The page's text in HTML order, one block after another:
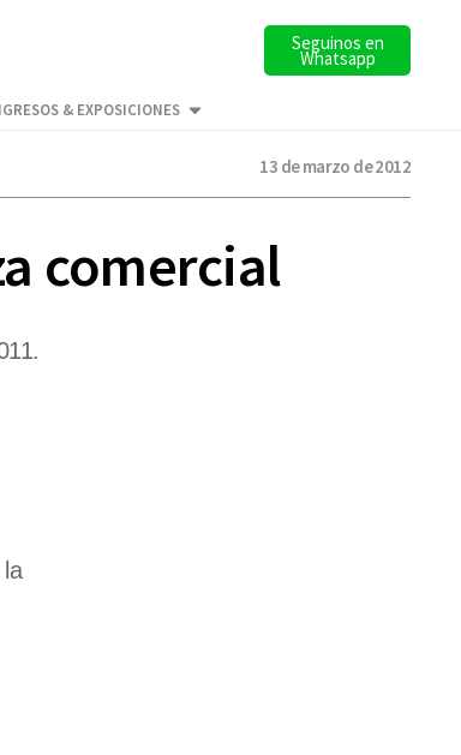
Seguinos en
Whatsapp
& EXPOSICIONES
13 de marzo de 2012
comercial